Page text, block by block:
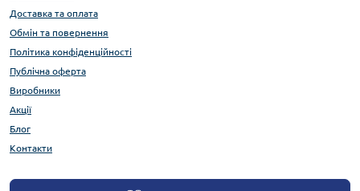
Доставка та оплата
Обмін та повернення
Політика конфіденційності
Публічна оферта
Виробники
Акції
Блог
Контакти